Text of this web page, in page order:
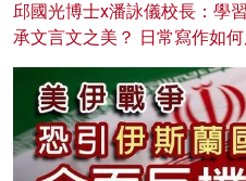
邱國光博士x潘詠儀校長：學
承文言文之美？ 日常寫作如何